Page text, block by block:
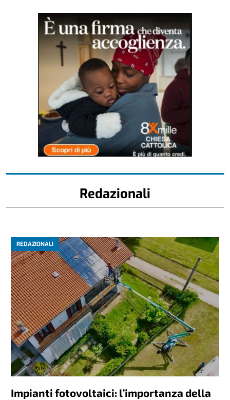
Redazionali
REDAZIONALI
Impianti fotovoltaici: l’importanza della